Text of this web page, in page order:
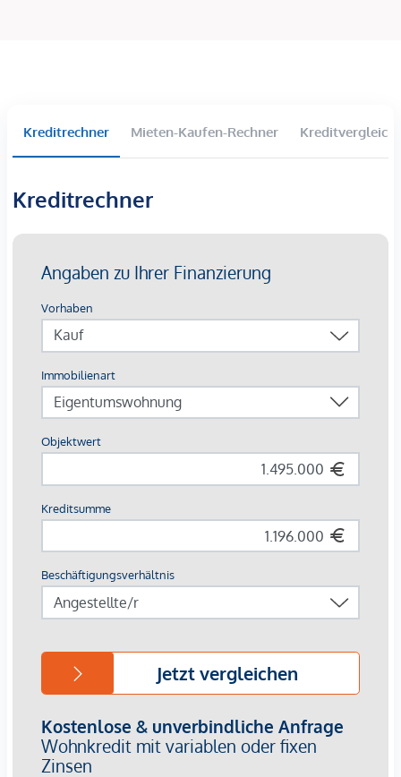
durch zwei weitere Abstell- und Technikräume ergänzt.
die Gartenebene im Obergeschoss. Ein offenes Wohn- und
wunderschönen, modernen Kamin für die Herbst- und
Wintermonate lädt zum Verweilen ein. Ein Beamer mit
elektrischer Leinwand schafft Kinoatmosphäre pur. Von hier
aus ist die große Süd-West Terrasse ebenerdig zu betreten,
genauso wie die ca. 18 m² große Küche, die modern
eingerichtet und mit AEG, Grundig Geräten ausgestattet ist
(Dampfgarer, Mikrowelle, Backofen, american style
Kühlschrank, Geschirrspüler). Ein Gäste-WC und ein weiteres
Zimmer/Büro mit ca. 14 m² befinden sich ebenfalls auf
dieser Wohnebene.
Schlafebene/ 2tes Obergeschoß
Über eine Holztreppe gelangt man zum ausgebauten
Dachboden mit einem luxuriös gestalteten ca. 13,5 m²
großen Badezimmer. Der Masterbedroom mit
angeschlossenem Schrankraum bietet viel Charme durch
Deckenkonstruktion. Ein weiteres ca. 18 m² großes Zimmer
ist derzeit als Jugendzimmer eingerichtet.
Ausstattung/Extras
Die Top-Ausstattung verwöhnt rundum. Dazu zählen eine
Kreditrechner Mieten-Kaufen-Rechner Kreditvergleich
Kreditrechner